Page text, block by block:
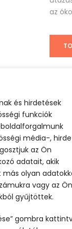
és hirdetések
funkciók
média-,
az Ön
adatait, akik
olyan
vagy az
gyűjtöttek.
gombra
az